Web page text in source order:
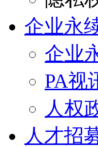
企业永
企业
PA视
人权
人才招